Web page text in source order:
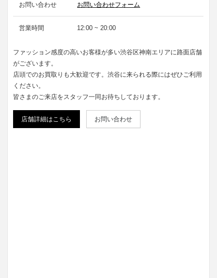
お問い合わせ お問い合わせフォーム
営業時間 12:00 ~ 20:00
ファッション感度の高いお客様が多い渋谷区神南エリアに路面店舗
がございます。
店頭でのお買取りも大歓迎です。渋谷に来られる際にはぜひご利用
ください。
皆さまのご来店をスタッフ一同お待ちしております。
店舗詳細はこちら お問い合わせ